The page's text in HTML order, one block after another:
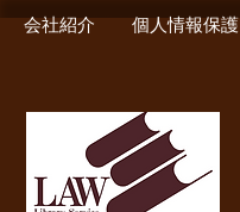
会社紹介 個人情報保護